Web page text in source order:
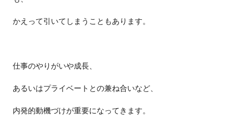
かえって引いてしまうこともあります。
仕事のやりがいや成長、
あるいはプライベートとの兼ね合いなど、
内発的動機づけが重要になってきます。